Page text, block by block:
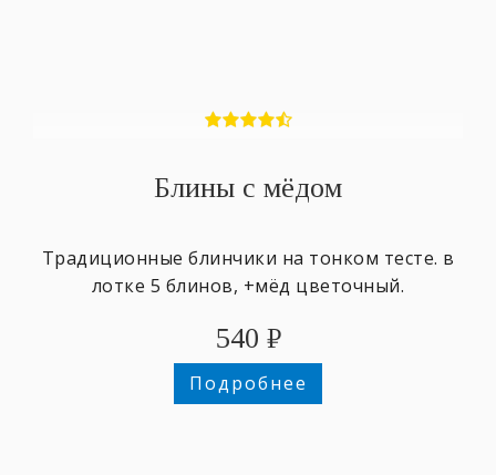
Блины с мёдом
Традиционные блинчики на тонком тесте. в
лотке 5 блинов, +мёд цветочный.
540 ₽
Подробнее